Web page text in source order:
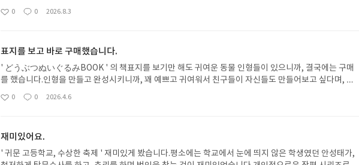
닐 생각 하니 좋아요.
좋
0
댓
0
작
2026.8.3
표지를 보고 바로 구매했습니다.
' どうぶつぬいぐるみBOOK ' 의 책표지를 보기만 해도 귀여운 동물 인형들이 있으니까, 결국에는 구매
를 했습니다.인형을 만들고 완성시키니까, 꽤 예쁘고 귀여워서 친구들이 자신들도 만들어보고 싶다며, 책
을 빌려달라고 하네요.
좋
0
댓
0
작
2026.4.6
재미있어요.
' 귀문 고등학교, 수상한 축제 ' 재미있게 봤습니다.평소에는 학교에서 눈에 띄지 않은 학생였던 안성태가,